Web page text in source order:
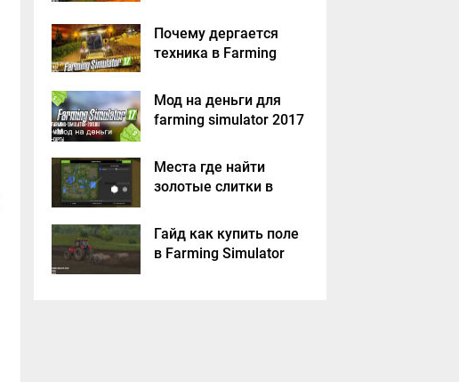
Почему дергается
техника в Farming
Мод на деньги для
farming simulator 2017
Места где найти
золотые слитки в
2017?
Гайд как купить поле
в Farming Simulator